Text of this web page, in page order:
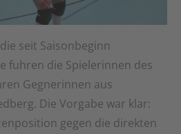
seit Saisonbeginn
fuhren die Spielerinnen des
Gegnerinnen aus
Die Vorgabe war klar:
gegen die direkten